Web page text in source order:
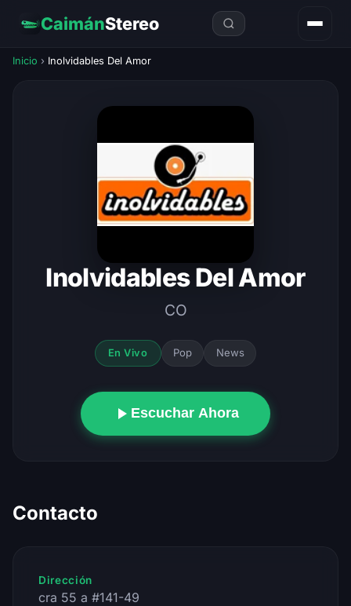
CaimánStereo
Inicio › Inolvidables Del Amor
Inolvidables Del Amor
CO
En Vivo Pop News
Escuchar Ahora
Contacto
Dirección
cra 55 a #141-49